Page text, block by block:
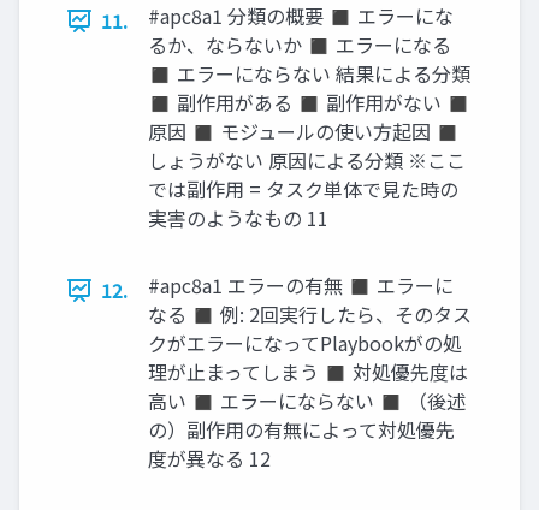
11.
#apc8a1 分類の概要 ◼ エラーにな
るか、ならないか ◼ エラーになる
◼ エラーにならない 結果による分類
◼ 副作用がある ◼ 副作用がない ◼
原因 ◼ モジュールの使い方起因 ◼
しょうがない 原因による分類 ※ここ
では副作用 = タスク単体で見た時の
実害のようなもの 11
12.
#apc8a1 エラーの有無 ◼ エラーに
なる ◼ 例: 2回実行したら、そのタス
クがエラーになってPlaybookがの処
理が止まってしまう ◼ 対処優先度は
高い ◼ エラーにならない ◼ （後述
の）副作用の有無によって対処優先
度が異なる 12